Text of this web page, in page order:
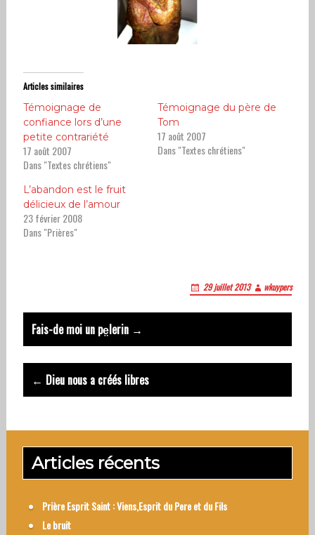
Articles similaires
Témoignage de
confiance lors d’une
petite contrariété
17 août 2007
Dans "Textes chrétiens"
Témoignage du père de
Tom
17 août 2007
Dans "Textes chrétiens"
L’abandon est le fruit
délicieux de l’amour
23 février 2008
Dans "Prières"
29 juillet 2013 wkuypers
Post
navigation
Fais-de moi un pe̤lerin →
← Dieu nous a créés libres
Articles récents
Prière Esprit Saint : Viens,Esprit du Pere et du Fils
Le bruit